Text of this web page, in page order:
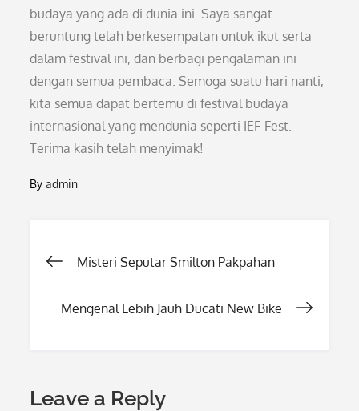
budaya yang ada di dunia ini. Saya sangat
beruntung telah berkesempatan untuk ikut serta
dalam festival ini, dan berbagi pengalaman ini
dengan semua pembaca. Semoga suatu hari nanti,
kita semua dapat bertemu di festival budaya
internasional yang mendunia seperti IEF-Fest.
Terima kasih telah menyimak!
Byadmin
Post
navigation
Misteri Seputar Smilton Pakpahan
Mengenal Lebih Jauh Ducati New Bike
Leave a Reply